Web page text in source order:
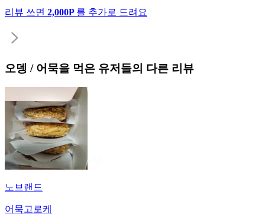
리뷰 쓰면 2,000P 를 추가로 드려요
오뎅 / 어묵을 먹은 유저들의 다른 리뷰
노브랜드
어묵고로케